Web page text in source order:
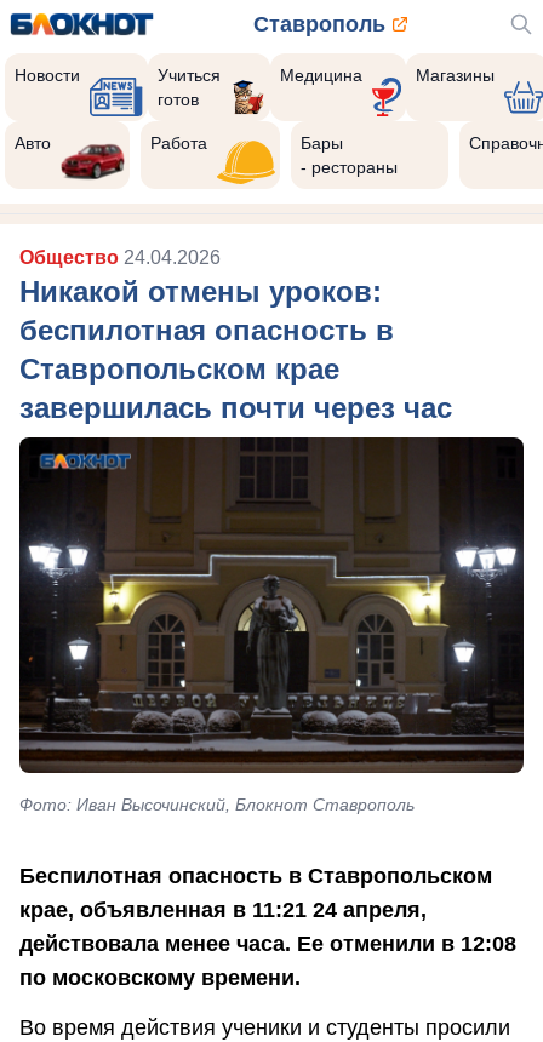
Ставрополь
Новости
Учиться
готов
Медицина Магазины
Авто Работа
Бары
- рестораны
Общество 24.04.2026
Никакой отмены уроков:
беспилотная опасность в
Ставропольском крае
завершилась почти через час
Фото: Иван Высочинский, Блокнот Ставрополь
Беспилотная опасность в Ставропольском
крае, объявленная в 11:21 24 апреля,
действовала менее часа. Ее отменили в 12:08
по московскому времени.
Во время действия ученики и студенты просили